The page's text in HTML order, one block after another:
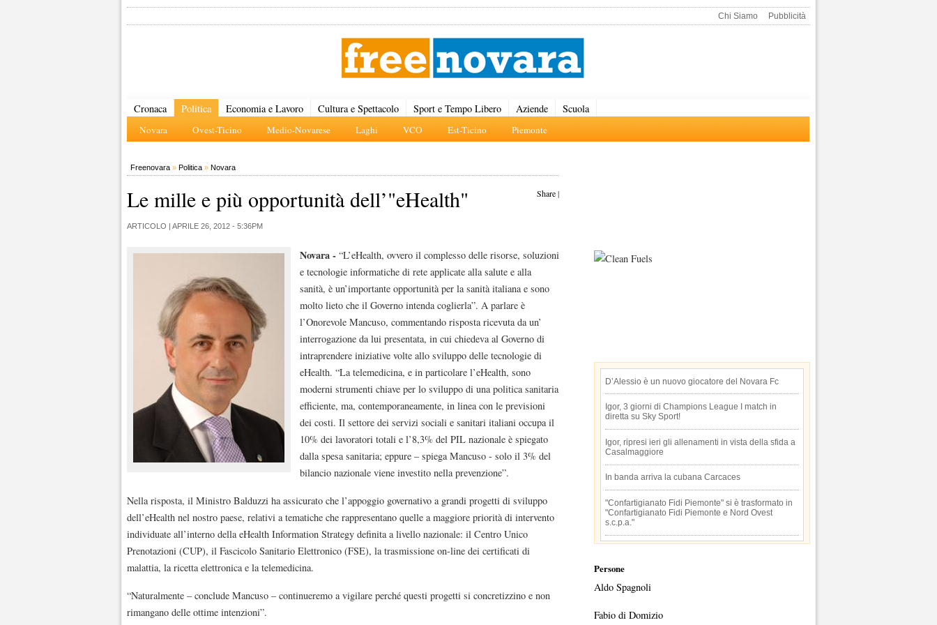
Chi Siamo Pubblicità
Cronaca Politica
Novara Ovest-Ticino Medio-Novarese Laghi VCO Est-Ticino Piemonte
Economia e Lavoro Cultura e Spettacolo Sport e Tempo Libero Aziende Scuola
Freenovara » Politica » Novara
Share|
Le mille e più opportunità dell’"eHealth"
ARTICOLO | APRILE 26, 2012 - 5:36PM
Novara - “L’eHealth, ovvero il complesso delle risorse, soluzioni
e tecnologie informatiche di rete applicate alla salute e alla
sanità, è un’importante opportunità per la sanità italiana e sono
molto lieto che il Governo intenda coglierla”. A parlare è
l’Onorevole Mancuso, commentando risposta ricevuta da un’
interrogazione da lui presentata, in cui chiedeva al Governo di
intraprendere iniziative volte allo sviluppo delle tecnologie di
eHealth. “La telemedicina, e in particolare l’eHealth, sono
moderni strumenti chiave per lo sviluppo di una politica sanitaria
efficiente, ma, contemporaneamente, in linea con le previsioni
dei costi. Il settore dei servizi sociali e sanitari italiani occupa il
10% dei lavoratori totali e l’8,3% del PIL nazionale è spiegato
dalla spesa sanitaria; eppure – spiega Mancuso - solo il 3% del
bilancio nazionale viene investito nella prevenzione”.
Nella risposta, il Ministro Balduzzi ha assicurato che l’appoggio governativo a grandi progetti di sviluppo
dell’eHealth nel nostro paese, relativi a tematiche che rappresentano quelle a maggiore priorità di intervento
individuate all’interno della eHealth Information Strategy definita a livello nazionale: il Centro Unico
Prenotazioni (CUP), il Fascicolo Sanitario Elettronico (FSE), la trasmissione on-line dei certificati di
malattia, la ricetta elettronica e la telemedicina.
“Naturalmente – conclude Mancuso – continueremo a vigilare perché questi progetti si concretizzino e non
rimangano delle ottime intenzioni”.
D’Alessio è un nuovo giocatore del Novara Fc
Igor, 3 giorni di Champions League I match in
diretta su Sky Sport!
Igor, ripresi ieri gli allenamenti in vista della sfida a
Casalmaggiore
In banda arriva la cubana Carcaces
"Confartigianato Fidi Piemonte" si è trasformato in
"Confartigianato Fidi Piemonte e Nord Ovest
s.c.p.a."
Persone
Aldo Spagnoli
Fabio di Domizio